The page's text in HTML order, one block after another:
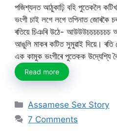
পজিশ্যনত আঠুকাঢ়ি বহি পুতেকলৈ
ভংগী চাই লগে লগে তপিনাত জোৰকৈ
ৰতিয়ে চিঞৰি উঠে- আউউউচচচচচচচ
আঙুলি মাকৰ কটিত সুমুৱাই দিয়ে। ৰতি
এক কামুক ভংগীৰে পুতেকক উদ্যেশ্যি
Read more
Categories
Assamese Sex Story
7 Comments